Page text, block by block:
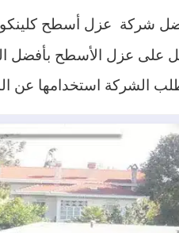
شركة عزل أسطح
على عزل الأسطح بأفضل
الشركة استخدامها عن